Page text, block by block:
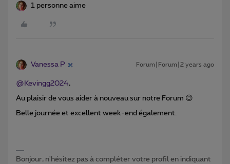
1 personne aime
Vanessa P Forum|Forum|2 years ago
@Kevingg2024,
Au plaisir de vous aider à nouveau sur notre Forum 😉
Belle journée et excellent week-end également.
Bonjour, n'hésitez pas à compléter votre profil en indiquant